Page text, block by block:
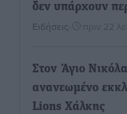
δεν υπάρχουν
Ειδήσεις πριν 22
Στον Άγιο
ανανεωμένο
Lions Χάλκης